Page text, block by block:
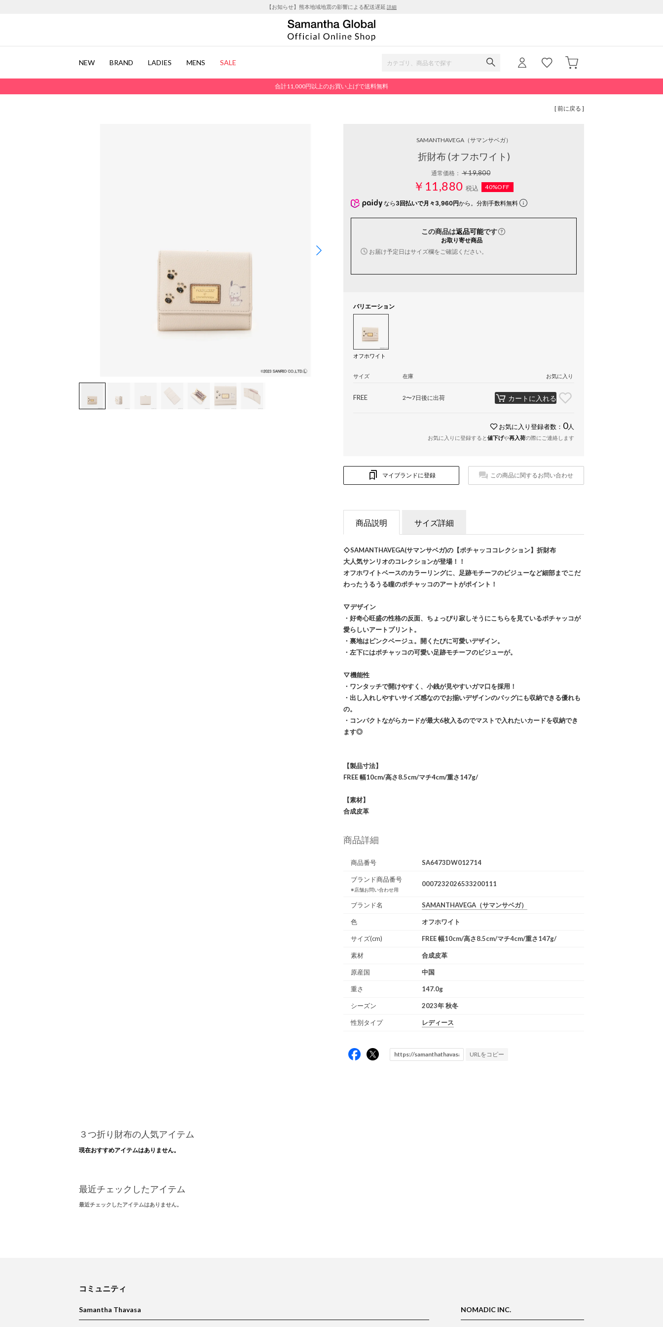
【お知らせ】熊本地域地震の影響による配送遅延 詳細
NEW BRAND LADIES MENS SALE
合計11,000円以上のお買い上げで送料無料
[ 前に戻る ]
SAMANTHAVEGA（サマンサベガ）
折財布 (オフホワイト)
通常価格：￥19,800
￥11,880 税込 40%OFF
なら 3回払いで月々3,960円から。分割手数料無料
この商品は返品可能です
お取り寄せ商品
お届け予定日はサイズ欄をご確認ください。
バリエーション
オフホワイト
サイズ 在庫 お気に入り
FREE 2〜7日後に出荷 カートに入れる
お気に入り登録者数： 0人
お気に入りに登録すると値下げや再入荷の際にご連絡します
マイブランドに登録 この商品に関するお問い合わせ
商品説明 サイズ詳細
◇SAMANTHAVEGA(サマンサベガ)の【ポチャッココレクション】折財布
大人気サンリオのコレクションが登場！！
オフホワイトベースのカラーリングに、足跡モチーフのビジューなど細部までこだ
わったうるうる瞳のポチャッコのアートがポイント！
▽デザイン
・好奇心旺盛の性格の反面、ちょっぴり寂しそうにこちらを見ているポチャッコが
愛らしいアートプリント。
・裏地はピンクベージュ。開くたびに可愛いデザイン。
・左下にはポチャッコの可愛い足跡モチーフのビジューが。
▽機能性
・ワンタッチで開けやすく、小銭が見やすいガマ口を採用！
・出し入れしやすいサイズ感なのでお揃いデザインのバッグにも収納できる優れも
の。
・コンパクトながらカードが最大6枚入るのでマストで入れたいカードを収納でき
ます◎
【製品寸法】
FREE 幅10cm/高さ8.5cm/マチ4cm/重さ147g/
【素材】
合成皮革
商品詳細
商品番号 SA6473DW012714
ブランド商品番号
※店舗お問い合わせ用
0007232026533200111
ブランド名 SAMANTHAVEGA （サマンサベガ）
色 オフホワイト
サイズ(cm) FREE 幅10cm/高さ8.5cm/マチ4cm/重さ147g/
素材 合成皮革
原産国 中国
重さ 147.0g
シーズン 2023年 秋冬
性別タイプ レディース
URLをコピー
３つ折り財布の人気アイテム
現在おすすめアイテムはありません。
最近チェックしたアイテム
最近チェックしたアイテムはありません。
コミュニティ
Samantha Thavasa NOMADIC INC.